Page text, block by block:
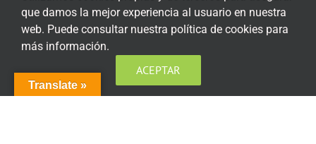
ENCUÉNTRANOS EN LAS REDES SOCIALES
Translate »
que damos la mejor experiencia al usuario en nuestra
web. Puede consultar nuestra política de cookies para
más información.
ACEPTAR